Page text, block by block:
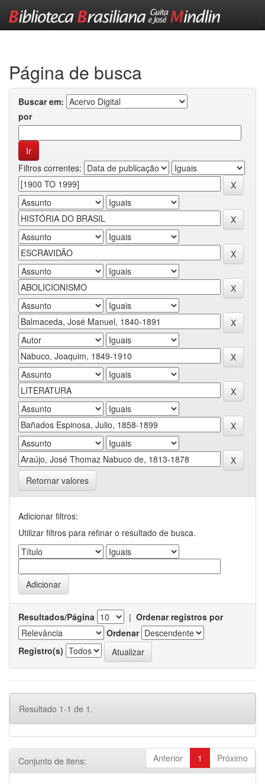
Página de busca
Buscar em:
por
Filtros correntes:
Retornar valores
Adicionar filtros:
Utilizar filtros para refinar o resultado de busca.
Resultados/Página | Ordenar registros por
Ordenar
Registro(s)
Resultado 1-1 de 1.
Anterior 1 Próximo
Conjunto de itens: